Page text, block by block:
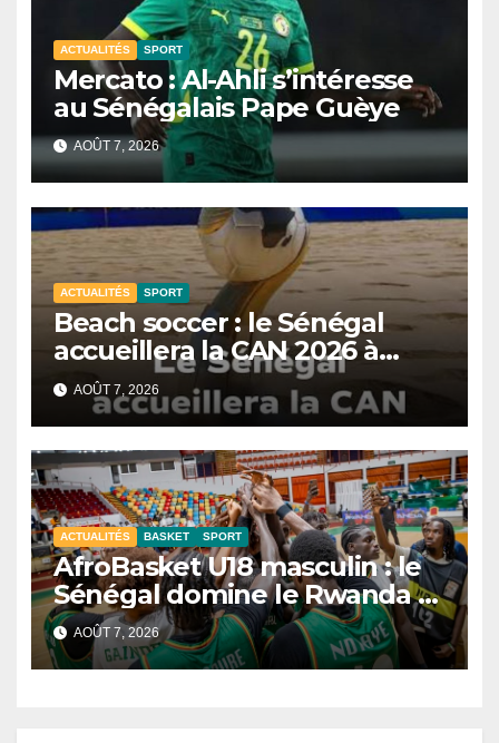
ACTUALITÉS SPORT
Mercato : Al-Ahli s’intéresse
au Sénégalais Pape Guèye
AOÛT 7, 2026
ACTUALITÉS SPORT
Beach soccer : le Sénégal
accueillera la CAN 2026 à
Dakar.
AOÛT 7, 2026
ACTUALITÉS BASKET SPORT
AfroBasket U18 masculin : le
Sénégal domine le Rwanda et
réussit son entrée
AOÛT 7, 2026